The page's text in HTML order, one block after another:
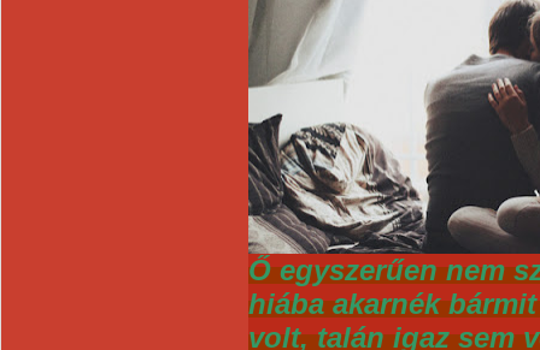
Ő egyszerűen nem
hiába akarnék
volt, talán igaz sem